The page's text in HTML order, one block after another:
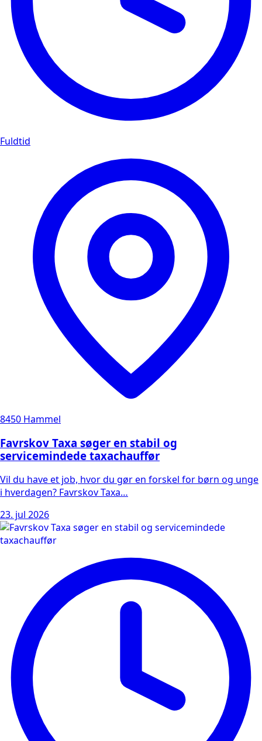
Fuldtid
8450 Hammel
Favrskov Taxa søger en stabil og
servicemindede taxachauffør
Vil du have et job, hvor du gør en forskel for børn og unge
i hverdagen? Favrskov Taxa…
23. jul 2026